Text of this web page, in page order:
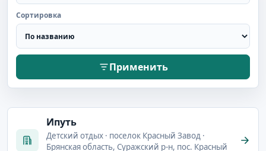
Сортировка
Применить
Ипуть
Детский отдых · поселок Красный Завод ·
Брянская область, Суражский р-н, пос. Красный